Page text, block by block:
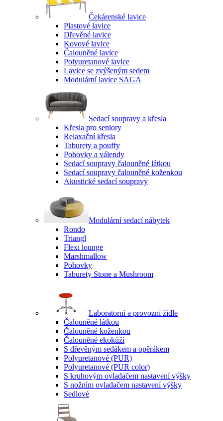
Čekárenské lavice
Plastové lavice
Dřevěné lavice
Kovové lavice
Čalouněné lavice
Polyuretanové lavice
Lavice se zvýšeným sedem
Modulární lavice SAGA
Sedací soupravy a křesla
Křesla pro seniory
Relaxační křesla
Taburety a pouffy
Pohovky a válendy
Sedací soupravy čalouněné látkou
Sedací soupravy čalouněné koženkou
Akustické sedací soupravy
Modulární sedací nábytek
Rondo
Triangl
Flexi lounge
Marshmallow
Pohovky
Taburety Stone a Mushroom
Laboratorní a provozní židle
Čalouněné látkou
Čalouněné koženkou
Čalouněné ekokůží
S dřevěným sedákem a opěrákem
Polyuretanové (PUR)
Polyuretanové (PUR color)
S kruhovým ovladačem nastavení výšky
S nožním ovladačem nastavení výšky
Sedlové